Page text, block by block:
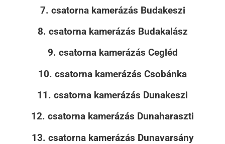
7. csatorna kamerázás Budakeszi
8. csatorna kamerázás Budakalász
9. csatorna kamerázás Cegléd
10. csatorna kamerázás Csobánka
11. csatorna kamerázás Dunakeszi
12. csatorna kamerázás Dunaharaszti
13. csatorna kamerázás Dunavarsány